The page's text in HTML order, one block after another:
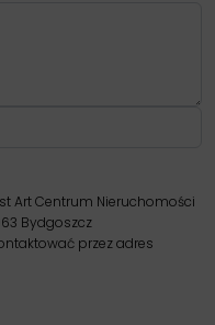
Art Centrum Nieruchomości
Bydgoszcz
przez adres